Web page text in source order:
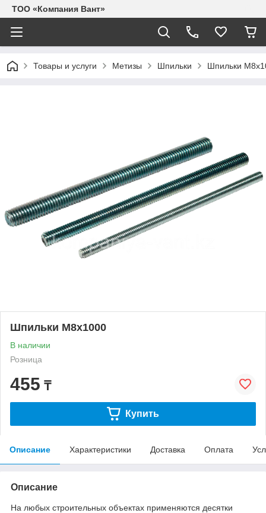
ТОО «Компания Вант»
Товары и услуги Метизы Шпильки Шпильки
Шпильки М8х1000
В наличии
Розница
455 ₸
Купить
Описание Характеристики Доставка Оплата
Описание
На любых строительных объектах применяются десятки